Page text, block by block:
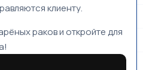
клиенту.
раков и откройте для